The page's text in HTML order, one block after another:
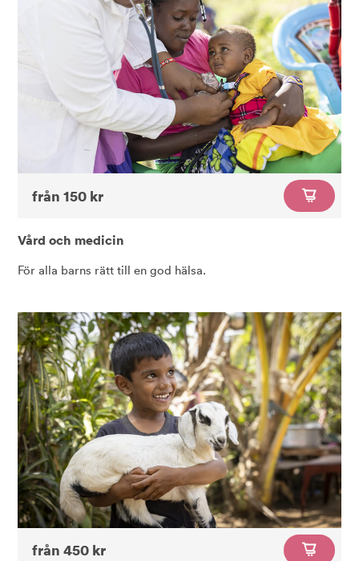
från 150 kr
Vård och medicin
För alla barns rätt till en god hälsa.
från 450 kr